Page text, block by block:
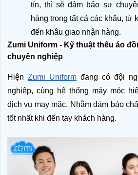
tín, thì sẽ đảm bảo sự
hàng trong tất cả các khâu, từ
đến khâu giao nhận hàng.
Zumi Uniform - Kỹ thuật thêu áo
chuyên nghiệp
Hiện Zumi Uniform đang có đội
nghiệp, cùng hệ thống máy móc
dịch vụ may mặc. Nhằm đảm bảo
tốt nhất khi đến tay khách hàng.